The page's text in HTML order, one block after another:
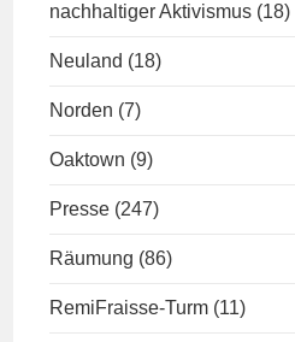
nachhaltiger Aktivismus (18)
Neuland (18)
Norden (7)
Oaktown (9)
Presse (247)
Räumung (86)
RemiFraisse-Turm (11)